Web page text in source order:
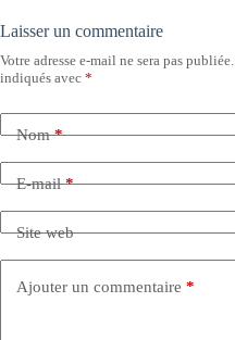
Laisser un commentaire
Votre adresse e-mail ne sera pas publiée.
indiqués avec *
Nom*
E-mail*
Site web
Ajouter un commentaire *